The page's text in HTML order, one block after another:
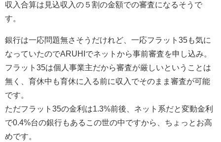
収入合算は見込収入の５割の金額での審査になるそうで
す。
銀行は一応問題無さそうだけれど、一応フラット35も気に
なっていたのでARUHIでネットから事前審査を申し込み。
フラット35は個人事業主だから審査が厳しいということは
無く、育休中も育休に入る前に収入でそのまま審査が可能
です。
ただフラット35の金利は1.3%前後、ネット系だと変動金利
で0.4%台の銀行もあるこの世の中ですから、ちょっとお高
めです。